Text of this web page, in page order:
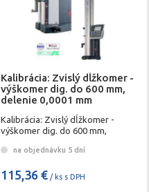
Kalibrácia: Zvislý dĺžkomer -
výškomer dig. do 600 mm,
delenie 0,0001 mm
Kalibrácia: Zvislý dĺžkomer -
výškomer dig. do 600 mm,
na objednávku 5 dní
115,36 € / ks s DPH